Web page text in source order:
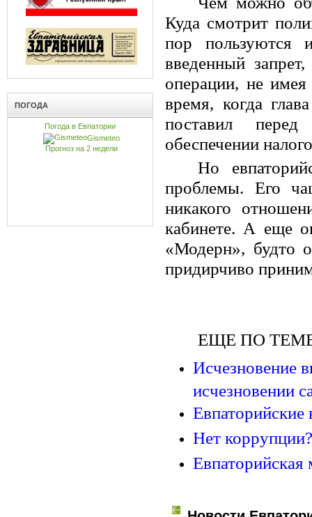
ПОГОДА
Погода в Евпатории
Gismeteo
Прогноз на 2 недели
Куда смотрит
пор пользуются
введенный
операции, не
время, когда
поставил
обеспечении
Но
проблемы. Его
никакого
кабинете. А еще
«Модерн», будто
придирчиво
ЕЩЕ ПО
Исчезновение
исчезновении
Нет коррупции?